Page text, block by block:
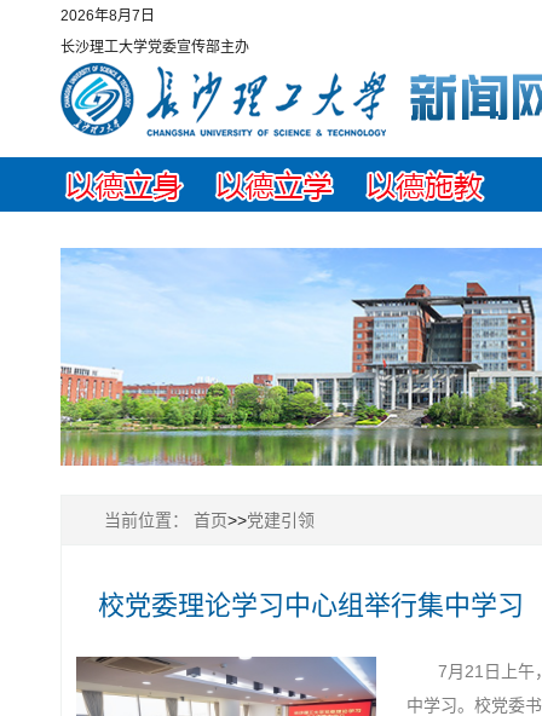
2026年8月7日
长沙理工大学党委宣传部主办
当前位置： 首页>>党建引领
校党委理论学习中心组举行集中学习
7月21日上午
中学习。校党委